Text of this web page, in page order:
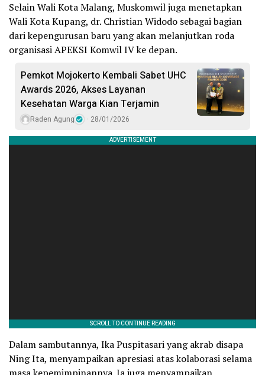
Selain Wali Kota Malang, Muskomwil juga menetapkan
Wali Kota Kupang, dr. Christian Widodo sebagai bagian
dari kepengurusan baru yang akan melanjutkan roda
organisasi APEKSI Komwil IV ke depan.
Pemkot Mojokerto Kembali Sabet UHC
Awards 2026, Akses Layanan
Kesehatan Warga Kian Terjamin
Raden Agung 28/01/2026
Dalam sambutannya, Ika Puspitasari yang akrab disapa
Ning Ita, menyampaikan apresiasi atas kolaborasi selama